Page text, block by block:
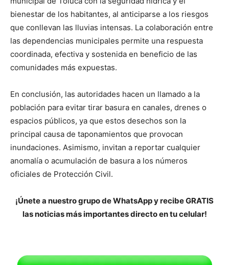
bienestar de los habitantes, al anticiparse a los riesgos
que conllevan las lluvias intensas. La colaboración entre
las dependencias municipales permite una respuesta
coordinada, efectiva y sostenida en beneficio de las
comunidades más expuestas.
En conclusión, las autoridades hacen un llamado a la
población para evitar tirar basura en canales, drenes o
espacios públicos, ya que estos desechos son la
principal causa de taponamientos que provocan
inundaciones. Asimismo, invitan a reportar cualquier
anomalía o acumulación de basura a los números
oficiales de Protección Civil.
¡Únete a nuestro grupo de WhatsApp y recibe GRATIS
las noticias más importantes directo en tu celular!